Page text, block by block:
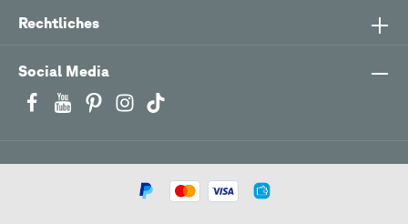
Social Media
Rechtliches